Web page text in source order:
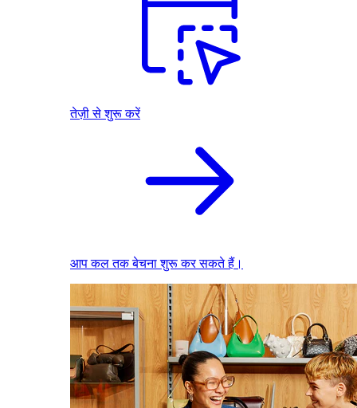
तेज़ी से शुरू करें
आप कल तक बेचना शुरू कर सकते हैं।